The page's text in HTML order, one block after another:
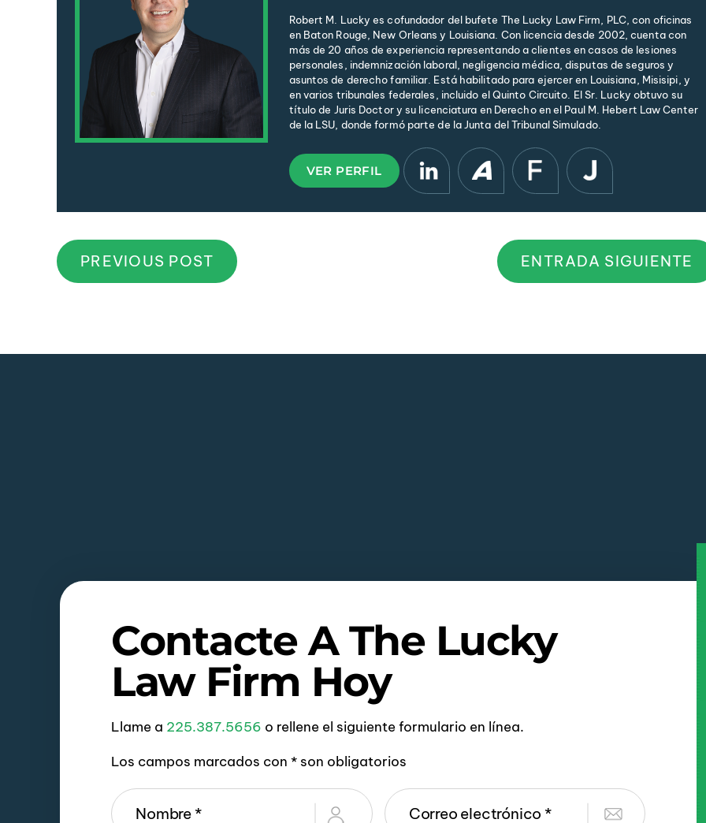
Robert M. Lucky es cofundador del bufete The Lucky Law Firm, PLC, con oficinas
en Baton Rouge, New Orleans y Louisiana. Con licencia desde 2002, cuenta con
más de 20 años de experiencia representando a clientes en casos de lesiones
personales, indemnización laboral, negligencia médica, disputas de seguros y
asuntos de derecho familiar. Está habilitado para ejercer en Louisiana, Misisipi, y
en varios tribunales federales, incluido el Quinto Circuito. El Sr. Lucky obtuvo su
título de Juris Doctor y su licenciatura en Derecho en el Paul M. Hebert Law Center
de la LSU, donde formó parte de la Junta del Tribunal Simulado.
VER PERFIL
PREVIOUS POST ENTRADA SIGUIENTE
Contacte A The Lucky
Law Firm Hoy
Llame a 225.387.5656 o rellene el siguiente formulario en línea.
Los campos marcados con * son obligatorios